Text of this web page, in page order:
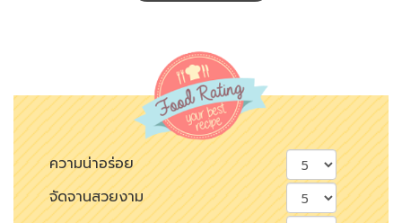
ความน่าอร่อย
จัดจานสวยงาม